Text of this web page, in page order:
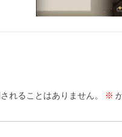
れることはありません。 ※